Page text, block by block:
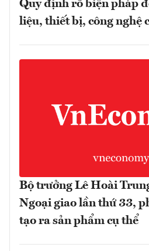
Quy định rõ biện pháp
liệu, thiết bị, công nghệ
Bộ trưởng Lê Hoài
Ngoại giao lần thứ 33,
tạo ra sản phẩm cụ thể